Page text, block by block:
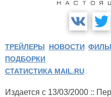
ТРЕЙЛЕРЫ НОВОСТИ
ПОДБОРКИ
СТАТИСТИКА MAIL.RU
Издается с 13/03/2000 ::